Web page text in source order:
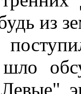
из
шло